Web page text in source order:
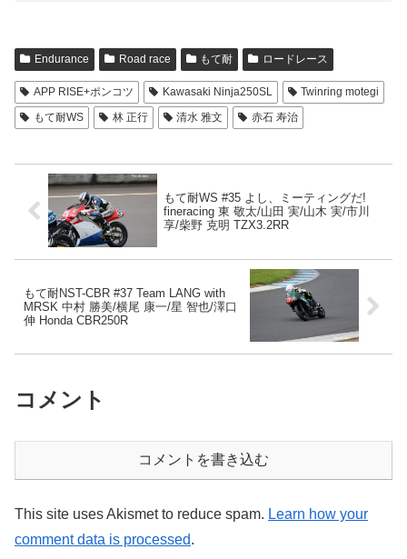
Endurance Road race もて耐 ロードレース
APP RISE+ポンコツ Kawasaki Ninja250SL
Twinring motegi
もて耐WS
林 正行 清水 雅文 赤石 寿治
もて耐WS #35 よし、ミーティングだ!
fineracing 東 敬太/山田 実/山木 実/市川
享/柴野 克明 TZX3.2RR
もて耐NST-CBR #37 Team LANG with
MRSK 中村 勝美/横尾 康一/星 智也/澤口
伸 Honda CBR250R
コメント
コメントを書き込む
This site uses Akismet to reduce spam. Learn how your
comment data is processed.